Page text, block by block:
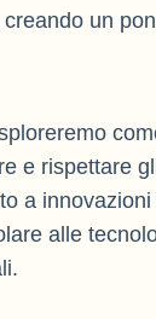
un
e rispettare
a
alle